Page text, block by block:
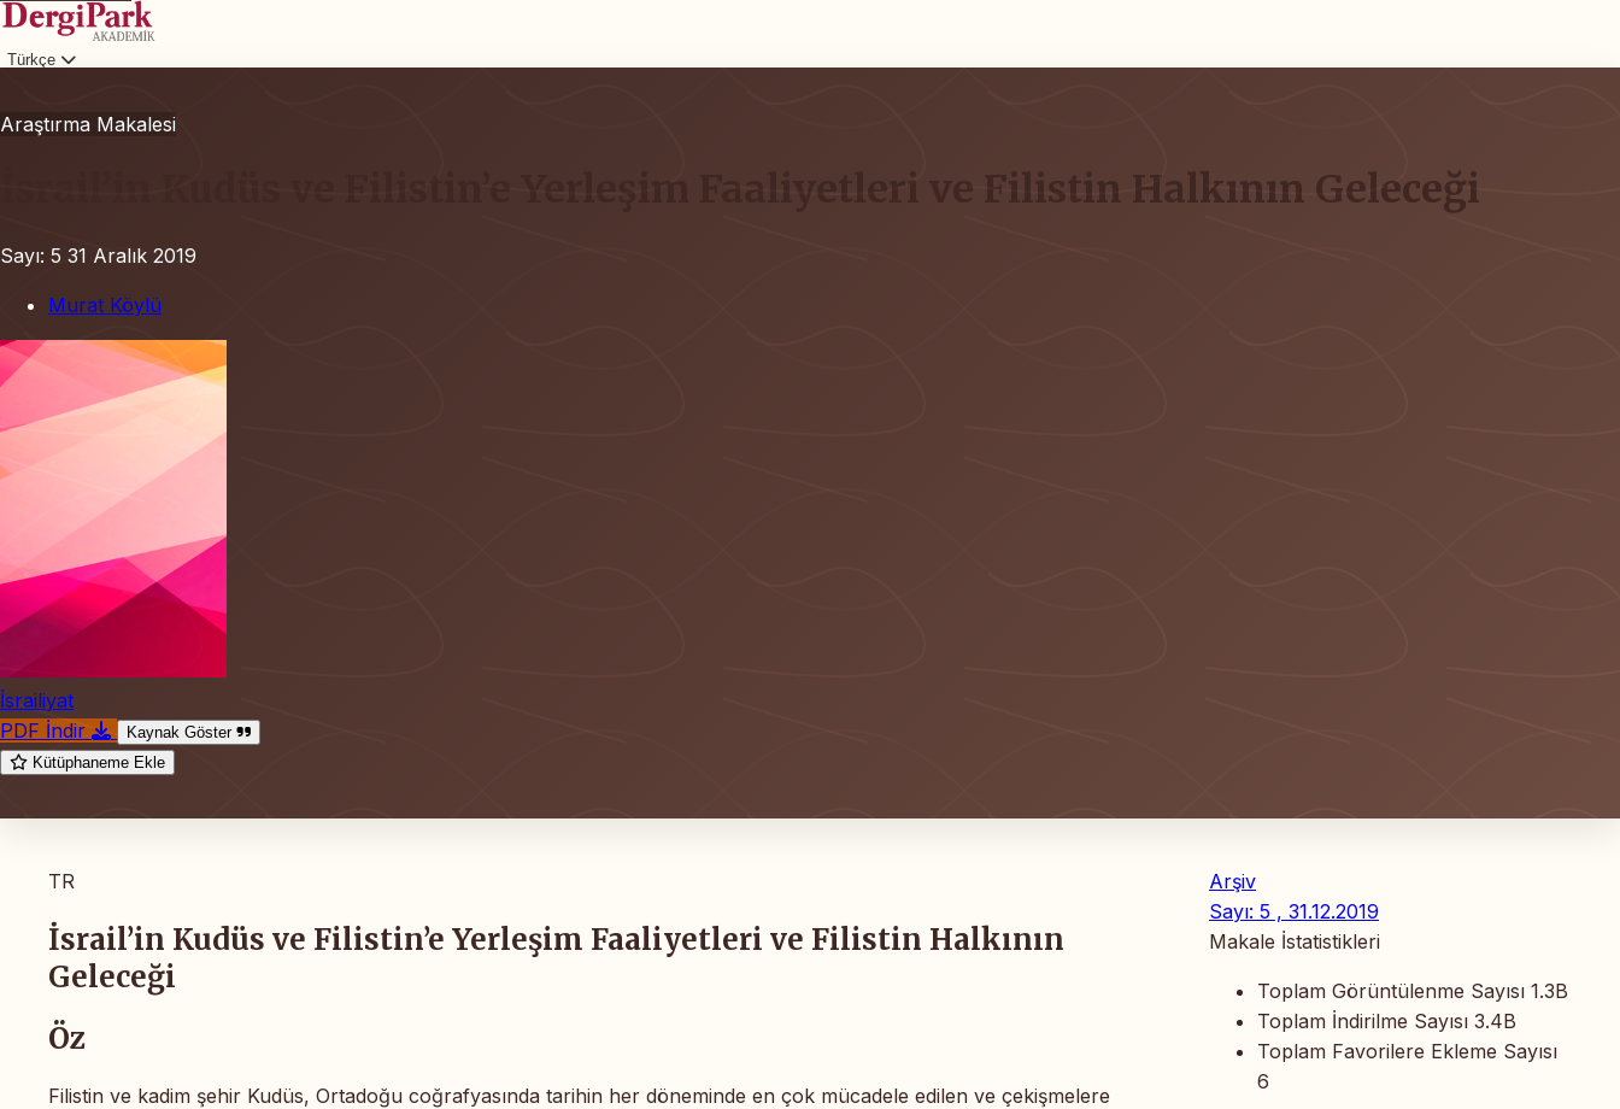
Türkçe
Araştırma Makalesi
İsrail’in Kudüs ve Filistin’e Yerleşim Faaliyetleri ve Filistin Halkının Geleceği
Sayı: 5 31 Aralık 2019
Murat Köylü
İsrailiyat
PDF İndir
Kaynak Göster
Kütüphaneme Ekle
TR
İsrail’in Kudüs ve Filistin’e Yerleşim Faaliyetleri ve Filistin Halkının
Geleceği
Öz
Filistin ve kadim şehir Kudüs, Ortadoğu coğrafyasında tarihin her döneminde en çok mücadele edilen ve çekişmelere
Arşiv
Sayı: 5 , 31.12.2019
Makale İstatistikleri
Toplam Görüntülenme Sayısı 1.3B
Toplam İndirilme Sayısı 3.4B
Toplam Favorilere Ekleme Sayısı
6